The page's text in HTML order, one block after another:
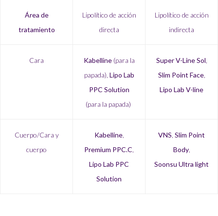
Área de
tratamiento
Lipolítico de acción
directa
Lipolítico de acción
indirecta
Cara Kabelline(para la
papada), Lipo Lab
PPC Solution
(para la papada)
Super V-Line Sol,
Slim Point Face,
Lipo Lab V-line
Cuerpo/Cara y
cuerpo
Kabelline,
Premium PPC.C,
Lipo Lab PPC
Solution
VNS, Slim Point
Body,
Soonsu Ultra light